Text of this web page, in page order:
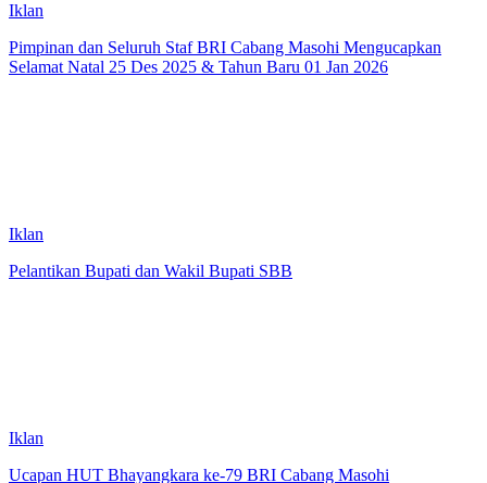
Iklan
Pimpinan dan Seluruh Staf BRI Cabang Masohi Mengucapkan
Selamat Natal 25 Des 2025 & Tahun Baru 01 Jan 2026
Iklan
Pelantikan Bupati dan Wakil Bupati SBB
Iklan
Ucapan HUT Bhayangkara ke-79 BRI Cabang Masohi